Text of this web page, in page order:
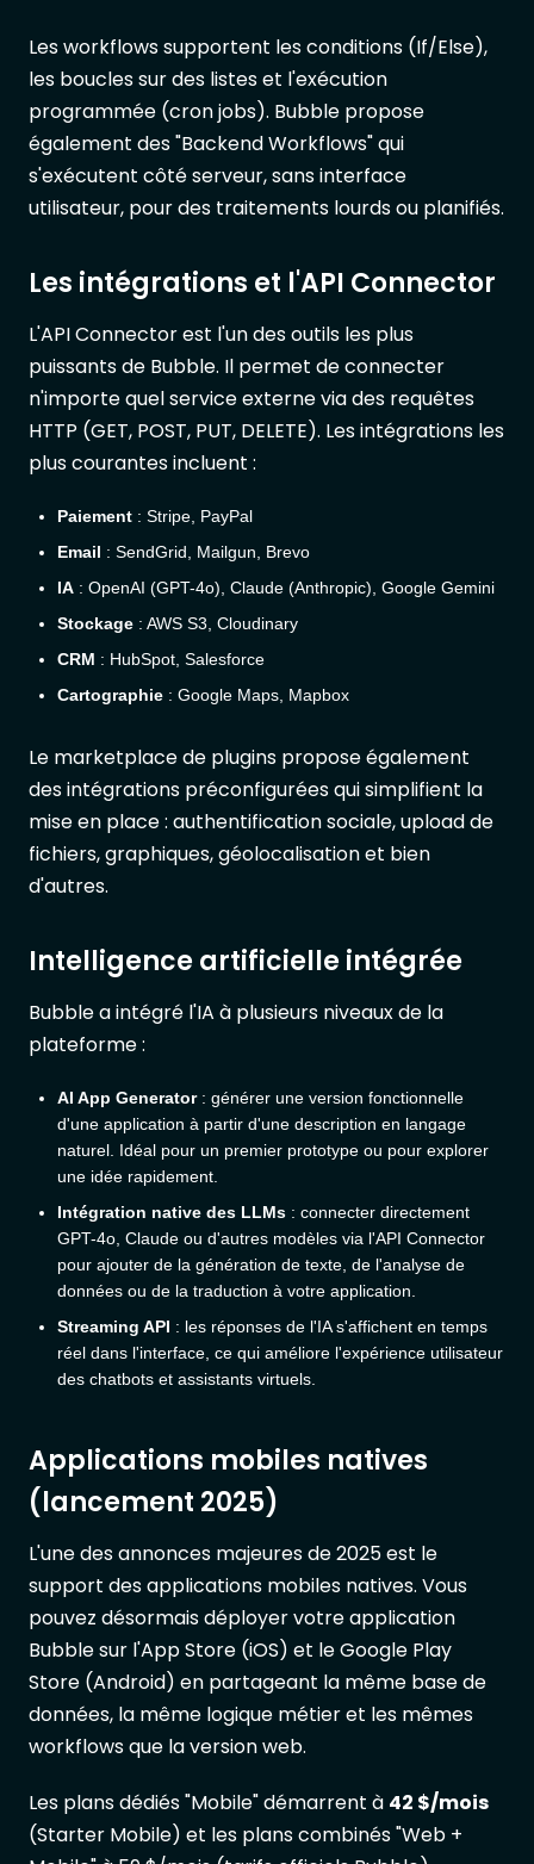
Les workflows supportent les conditions (If/Else),
les boucles sur des listes et l'exécution
programmée (cron jobs). Bubble propose
également des "Backend Workflows" qui
s'exécutent côté serveur, sans interface
utilisateur, pour des traitements lourds ou planifiés.
Les intégrations et l'API Connector
L'API Connector est l'un des outils les plus
puissants de Bubble. Il permet de connecter
n'importe quel service externe via des requêtes
HTTP (GET, POST, PUT, DELETE). Les intégrations les
plus courantes incluent :
Paiement : Stripe, PayPal
Email : SendGrid, Mailgun, Brevo
IA : OpenAI (GPT-4o), Claude (Anthropic), Google Gemini
Stockage : AWS S3, Cloudinary
CRM : HubSpot, Salesforce
Cartographie : Google Maps, Mapbox
Le marketplace de plugins propose également
des intégrations préconfigurées qui simplifient la
mise en place : authentification sociale, upload de
fichiers, graphiques, géolocalisation et bien
d'autres.
Intelligence artificielle intégrée
Bubble a intégré l'IA à plusieurs niveaux de la
plateforme :
AI App Generator: générer une version fonctionnelle
d'une application à partir d'une description en langage
naturel. Idéal pour un premier prototype ou pour explorer
une idée rapidement.
Intégration native des LLMs : connecter directement
GPT-4o, Claude ou d'autres modèles via l'API Connector
pour ajouter de la génération de texte, de l'analyse de
données ou de la traduction à votre application.
Streaming API : les réponses de l'IA s'affichent en temps
réel dans l'interface, ce qui améliore l'expérience utilisateur
des chatbots et assistants virtuels.
Applications mobiles natives
(lancement 2025)
L'une des annonces majeures de 2025 est le
support des applications mobiles natives. Vous
pouvez désormais déployer votre application
Bubble sur l'App Store (iOS) et le Google Play
Store (Android) en partageant la même base de
données, la même logique métier et les mêmes
workflows que la version web.
Les plans dédiés "Mobile" démarrent à 42 $/mois
(Starter Mobile) et les plans combinés "Web +